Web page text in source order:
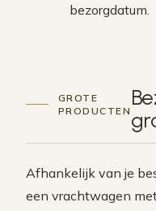
bezorgdatum.
GROTE
PRODUCTEN
Afhankelijk van je
een vrachtwagen